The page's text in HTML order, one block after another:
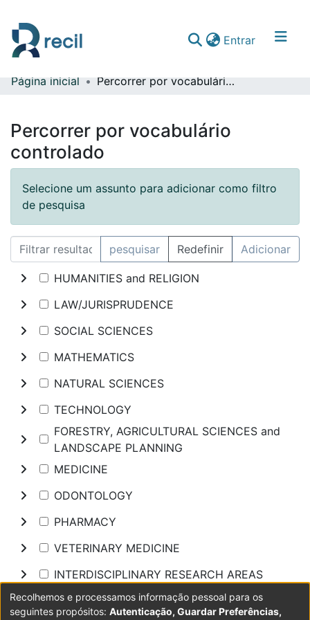
Entrar(current)
Comunidades & Coleções
Página inicial Percorrer por vocabulário controlado
Percorrer por vocabulário
controlado
Selecione um assunto para adicionar como filtro
de pesquisa
pesquisar Redefinir Adicionar
HUMANITIES and RELIGION
LAW/JURISPRUDENCE
SOCIAL SCIENCES
MATHEMATICS
NATURAL SCIENCES
TECHNOLOGY
FORESTRY, AGRICULTURAL SCIENCES and
LANDSCAPE PLANNING
MEDICINE
ODONTOLOGY
PHARMACY
VETERINARY MEDICINE
INTERDISCIPLINARY RESEARCH AREAS
Pesquisar
Recolhemos e processamos informação pessoal para os
seguintes propósitos: Autenticação, Guardar Preferências,